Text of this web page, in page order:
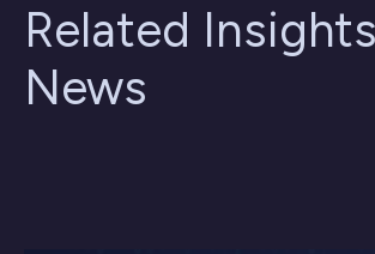
Related
News